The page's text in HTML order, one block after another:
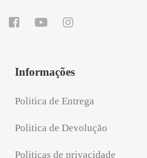
Informações
Politica de Entrega
Politica de Devolução
Politicas de privacidade